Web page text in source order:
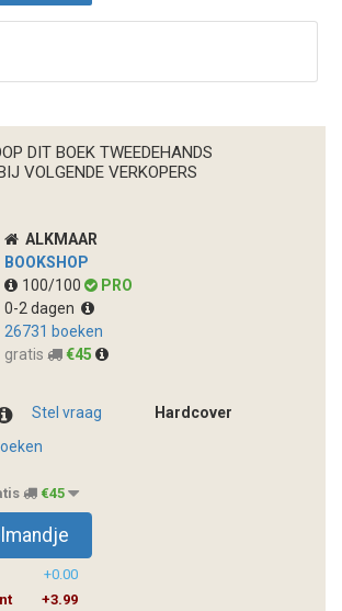
DIT BOEK TWEEDEHANDS
VOLGENDE VERKOPERS
ALKMAAR
BOOKSHOP
100/100
PRO
0-2 dagen
26731 boeken
gratis
€45
Stel vraag
Hardcover
€45
+0.00
+3.99